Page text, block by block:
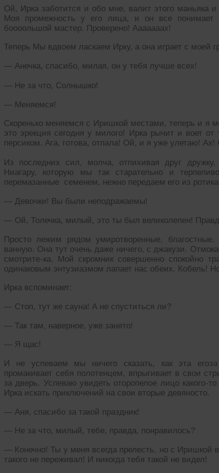
Ой, Ирка заботится и обо мне, валит этого маньяка
Моя промежность у его лица, и он все понимает
боооольшой мастер. Проверено! Ааааааах!
Теперь Мы вдвоем ласкаем Ирку, а она играет с моей
— Анечка, спасибо, милая, он у тебя лучше всех!
— Не за что, Солнышко!
— Меняемся!
Скоренько меняемся с Иришкой местами, теперь и я
это эрекция сегодня у милого! Ирка рычит и воет от
персиком. Ага, готова, отпала! Ой, и я уже улетаю!
Из последних сил, молча, отпихивая друг
Ниагару, которую мы так старательно и
перемазанные семенем, нежно передаем его из
— Девочки! Вы были неподражаемы!
— Ой, Толечка, милый, это ты был великолепен!
Просто лежим рядом умиротворенные,
ванную. Она тут очень даже ничего, с джакузи.
смотрите-ка. Мой скромник совершенно спокойно
одинаковым энтузиазмом лапает нас обеих. Кобель!
Ирка вспоминает:
— Стоп, тут же сауна! А не спуститься ли?
— Так там, наверное, уже занято!
— Я щас!
И не успеваем мы ничего сказать, как эта
промакивает себя полотенцем, впрыгивает в свои
за дверь. Успеваю увидеть оторопелое лицо
Ирка искать приключений на свои вторые девяносто.
— Аня, спасибо за такой праздник!
— Не за что, милый, тебе, правда, понравилось?
— Конечно! Ты у меня всегда прелесть, но с Иришкой
такого не переживал! И никогда тебя такой не видел!